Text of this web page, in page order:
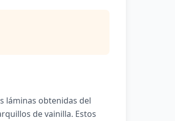
láminas obtenidas del
de vainilla. Estos